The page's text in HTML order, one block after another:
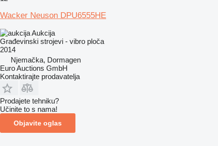
Wacker Neuson DPU6555HE
Aukcija
Građevinski strojevi - vibro ploča
2014
Njemačka, Dormagen
Euro Auctions GmbH
Kontaktirajte prodavatelja
Prodajete tehniku?
Učinite to s nama!
Objavite oglas